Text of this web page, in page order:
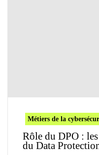
Métiers de la
Rôle du DPO :
du Data